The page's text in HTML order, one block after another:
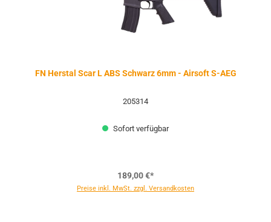
FN Herstal Scar L ABS Schwarz 6mm - Airsoft S-AEG
205314
Sofort verfügbar
189,00 €*
Preise inkl. MwSt. zzgl. Versandkosten